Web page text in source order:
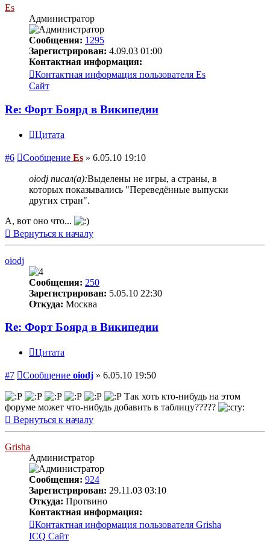
Es
Администратор
Сообщения: 1295
Зарегистрирован: 4.09.03 01:00
Контактная информация:
Контактная информация пользователя Es
Сайт
Re: Форт Боярд в Википедии
Цитата
#6 Сообщение Es » 6.05.10 19:10
oiodj писал(а):Выделены не игры, а страны, в
которых показывались "Переведённые выпуски
других стран".
А, вот оно что...
Вернуться к началу
oiodj
Сообщения: 250
Зарегистрирован: 5.05.10 22:30
Откуда: Москва
Re: Форт Боярд в Википедии
Цитата
#7 Сообщение oiodj » 6.05.10 19:50
Так хоть кто-нибудь на этом
форуме может что-нибудь добавить в таблицу?????
Вернуться к началу
Grisha
Администратор
Сообщения: 924
Зарегистрирован: 29.11.03 03:10
Откуда: Протвино
Контактная информация:
Контактная информация пользователя Grisha
ICQ Сайт